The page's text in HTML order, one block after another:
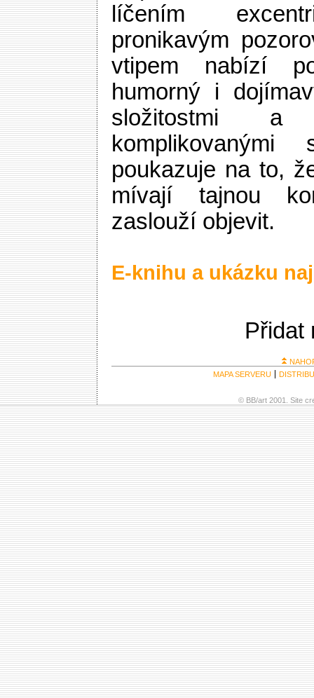
líčením
pronikavým
vtipem nabízí
humorný i
složitostmi a
komplikovanými
poukazuje na to,
mívají tajnou
zaslouží objevit.
E-knihu a ukázku
Přidat
MAPA SERVERU
© BB/art 2001. Site